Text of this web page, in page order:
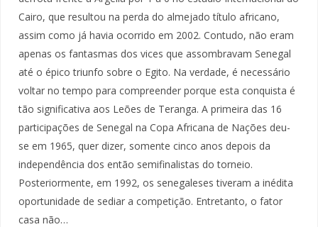
Cairo, que resultou na perda do almejado título africano,
assim como já havia ocorrido em 2002. Contudo, não eram
apenas os fantasmas dos vices que assombravam Senegal
até o épico triunfo sobre o Egito. Na verdade, é necessário
voltar no tempo para compreender porque esta conquista é
tão significativa aos Leões de Teranga. A primeira das 16
participações de Senegal na Copa Africana de Nações deu-
se em 1965, quer dizer, somente cinco anos depois da
independência dos então semifinalistas do torneio.
Posteriormente, em 1992, os senegaleses tiveram a inédita
oportunidade de sediar a competição. Entretanto, o fator
casa não…